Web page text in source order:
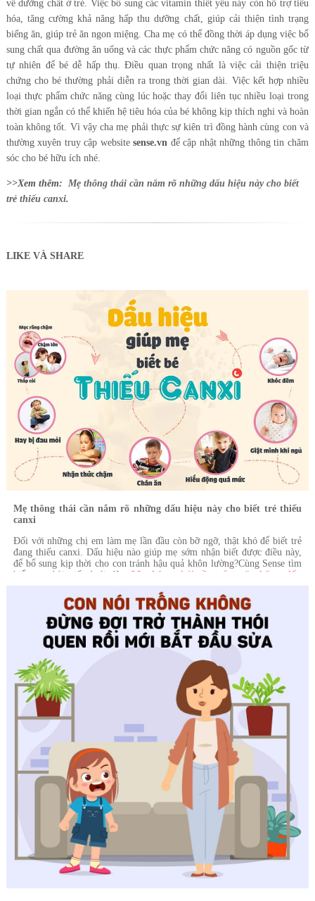
về dưỡng chất ở trẻ. Việc bổ sung các vitamin thiết yếu này còn hỗ trợ tiêu
hóa, tăng cường khả năng hấp thu dưỡng chất, giúp cải thiện tình trạng
biếng ăn, giúp trẻ ăn ngon miệng. Cha mẹ có thể đồng thời áp dụng việc bổ
sung chất qua đường ăn uống và các thực phẩm chức năng có nguồn gốc từ
tự nhiên để bé dễ hấp thụ. Điều quan trọng nhất là việc cải thiện triệu
chứng cho bé thường phải diễn ra trong thời gian dài. Việc kết hợp nhiều
loại thực phẩm chức năng cùng lúc hoặc thay đổi liên tục nhiều loại trong
thời gian ngắn có thể khiến hệ tiêu hóa của bé không kịp thích nghi và hoàn
toàn không tốt. Vì vậy cha mẹ phải thực sự kiên trì đồng hành cùng con và
thường xuyên truy cập websitesense.vn để cập nhật những thông tin chăm
sóc cho bé hữu ích nhé.
>>Xem thêm: Mẹ thông thái cần nắm rõ những dấu hiệu này cho biết
trẻ thiếu canxi.
LIKE VÀ SHARE
Mẹ thông thái cần nắm rõ những dấu hiệu này cho biết trẻ thiếu
canxi
Đối với những chị em làm mẹ lần đầu còn bỡ ngỡ, thật khó để biết trẻ
đang thiếu canxi. Dấu hiệu nào giúp mẹ sớm nhận biết được điều này,
để bổ sung kịp thời cho con tránh hậu quả khôn lường?Cùng Sense tìm
hiểu qua bài viết dưới đây:
Mẹ thông thái cần nắm rõ những dấu
hiệu này cho biết trẻ thiếu canxi